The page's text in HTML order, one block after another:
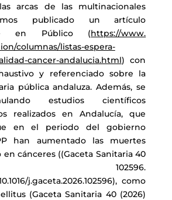
arcas de las multinacionales
publicado un artículo
en Público (https://www.
columnas/listas-espera-
cancer-andalucia.html) con
y referenciado sobre la
pública andaluza. Además, se
estudios científicos
realizados en Andalucía, que
en el periodo del gobierno
han aumentado las muertes
cánceres ((Gaceta Sanitaria 40
102596.
j.gaceta.2026.102596), como
(Gaceta Sanitaria 40 (2026)